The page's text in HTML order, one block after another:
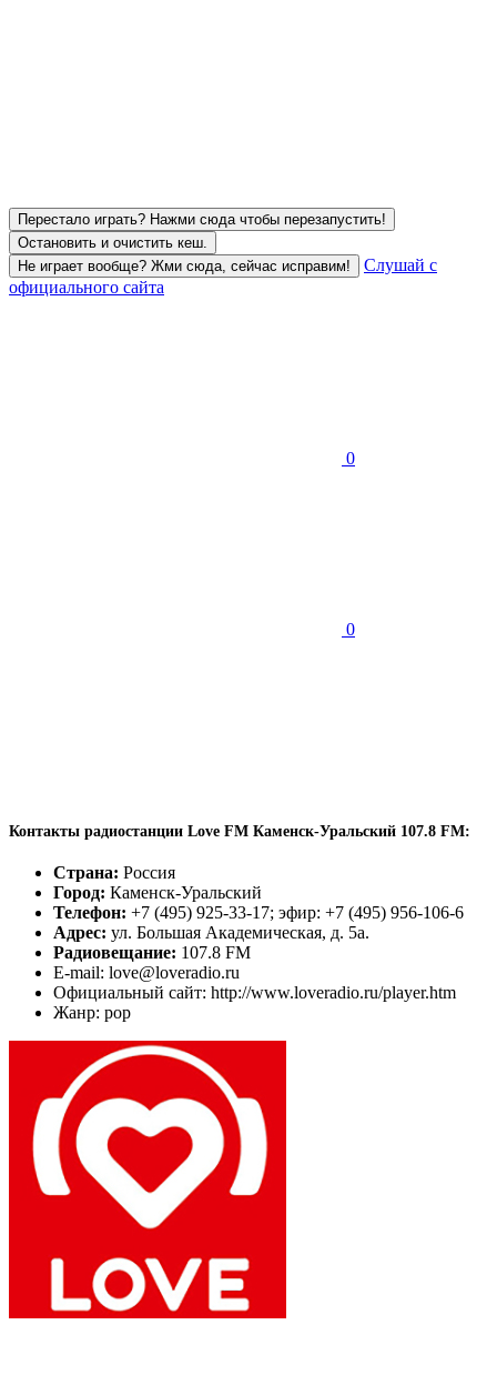
Перестало играть? Нажми сюда чтобы перезапустить!
Остановить и очистить кеш.
Не играет вообще? Жми сюда, сейчас исправим!
Слушай с
официального сайта
0
0
Контакты радиостанции Love FM Каменск-Уральский 107.8 FM:
Страна: Россия
Город: Каменск-Уральский
Телефон: +7 (495) 925-33-17; эфир: +7 (495) 956-106-6
Адрес: ул. Большая Академическая, д. 5а.
Радиовещание: 107.8 FM
E-mail: love@loveradio.ru
Официальный сайт: http://www.loveradio.ru/player.htm
Жанр: pop